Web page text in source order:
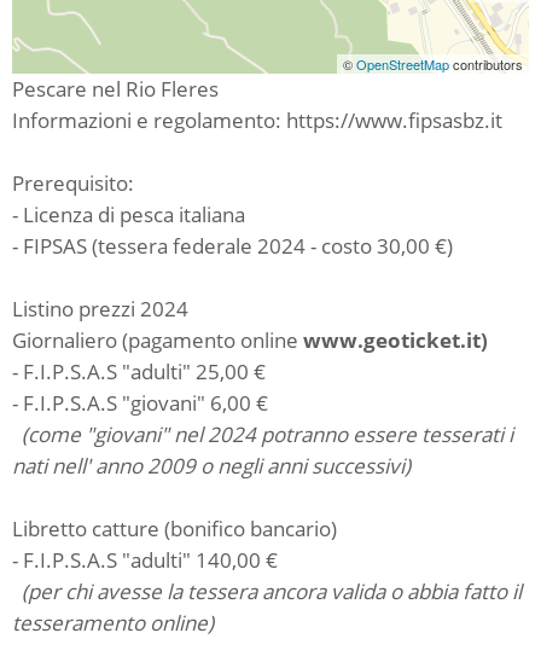
©OpenStreetMapcontributors
Pescare nel Rio Fleres
Informazioni e regolamento: https://www.fipsasbz.it
Prerequisito:
- Licenza di pesca italiana
- FIPSAS (tessera federale 2024 - costo 30,00 €)
Listino prezzi 2024
Giornaliero (pagamento online www.geoticket.it)
- F.I.P.S.A.S "adulti" 25,00 €
- F.I.P.S.A.S "giovani" 6,00 €
(come "giovani" nel 2024 potranno essere tesserati i
nati nell' anno 2009 o negli anni successivi)
Libretto catture (bonifico bancario)
- F.I.P.S.A.S "adulti" 140,00 €
(per chi avesse la tessera ancora valida o abbia fatto il
tesseramento online)